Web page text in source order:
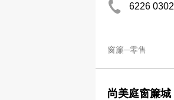
6226 0302
窗簾─零售
尚美庭窗簾城